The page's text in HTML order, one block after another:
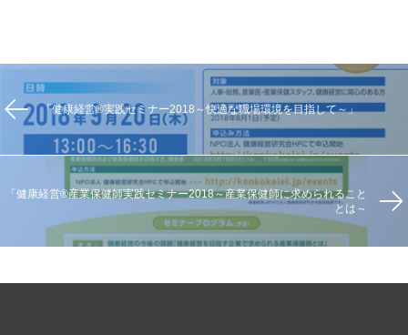
「健康経営®実践セミナー2018～快適な職場環境を目指して～」
「健康経営®産業保健師実践セミナー2018～産業保健師に求められること
とは～